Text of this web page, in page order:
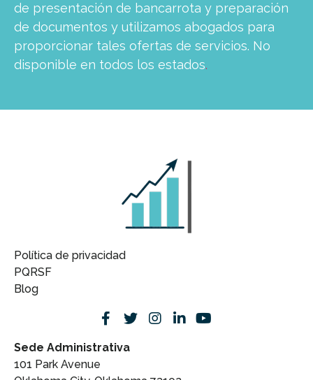
de presentación de bancarrota y preparación
de documentos y utilizamos abogados para
proporcionar tales ofertas de servicios. No
disponible en todos los estados.
Política de privacidad
PQRSF
Blog
Sede Administrativa
101 Park Avenue